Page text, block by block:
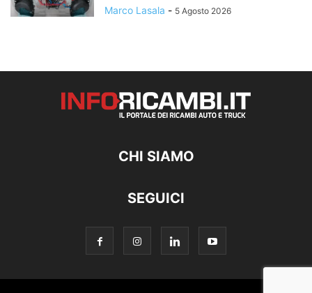
Marco Lasala - 5 Agosto 2026
CHI SIAMO
SEGUICI